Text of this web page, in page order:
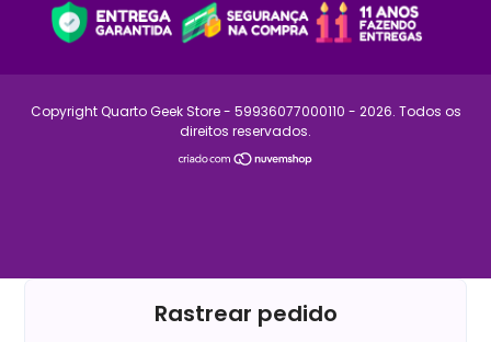
Copyright Quarto Geek Store - 59936077000110 - 2026. Todos os
direitos reservados.
Rastrear pedido